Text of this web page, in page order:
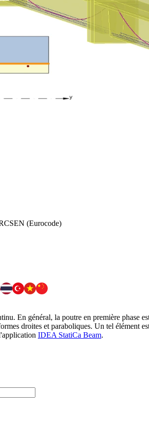
EN (Eurocode)
En général, la poutre en première phase
droites et paraboliques. Un tel élément
IDEA StatiCa Beam.